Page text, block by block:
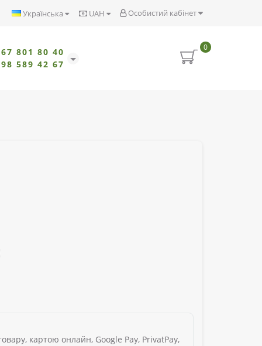
Особистий кабінет
UAH
Українська
801 80 40
589 42 67
0
картою онлайн, Google Pay, PrivatPay,